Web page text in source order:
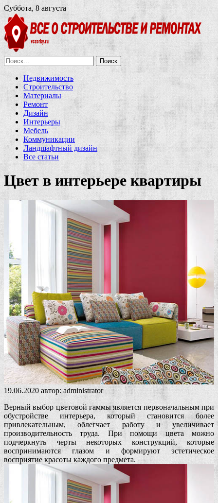
Суббота, 8 августа
Найти:
Недвижимость
Строительство
Материалы
Ремонт
Дизайн
Интерьеры
Мебель
Коммуникации
Ландшафтный дизайн
Все статьи
Цвет в интерьере квартиры
19.06.2020 автор: administrator
Верный выбор цветовой гаммы является первоначальным при
обустройстве интерьера, который становится более
привлекательным, облегчает работу и увеличивает
производительность труда. При помощи цвета можно
подчеркнуть черты некоторых конструкций, которые
воспринимаются глазом и формируют эстетическое
восприятие красоты каждого предмета.